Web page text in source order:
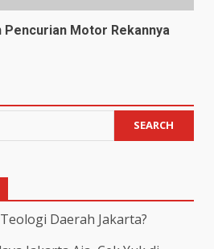
Pencurian Motor Rekannya
SEARCH
Daerah Jakarta?